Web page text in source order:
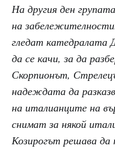
На другия ден
на
гледат катедралата
да се качи, за да
Скорпионът,
надеждата да
на италианците на
снимат за някой
Козирогът решава да